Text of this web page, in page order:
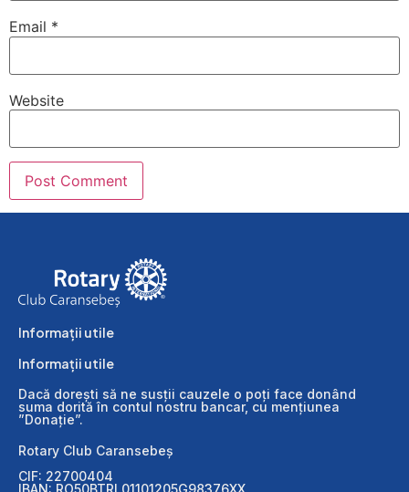
Email *
Website
Informații utile
Informații utile
Dacă dorești să ne susții cauzele o poți face donând
suma dorită în contul nostru bancar, cu mențiunea
”Donație”.
Rotary Club Caransebeș
CIF: 22700404
IBAN: RO50BTRL01101205G98376XX